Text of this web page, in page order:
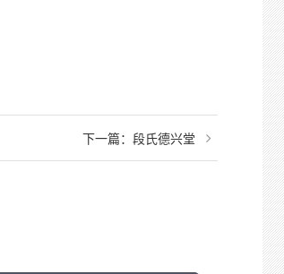
下一篇：段氏德兴堂